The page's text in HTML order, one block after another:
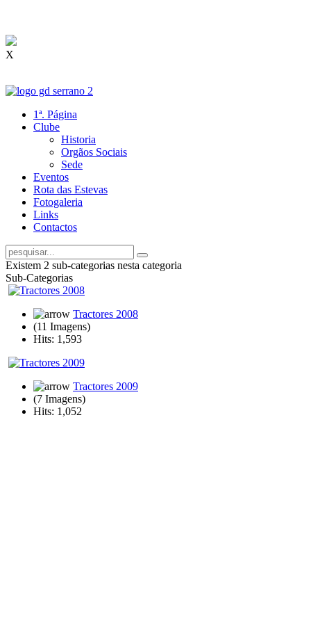
X
1ª. Página
Clube
Historia
Orgãos Sociais
Sede
Eventos
Rota das Estevas
Fotogaleria
Links
Contactos
Existem 2 sub-categorias nesta categoria
Sub-Categorias
Tractores 2008
(11 Imagens)
Hits: 1,593
Tractores 2009
(7 Imagens)
Hits: 1,052